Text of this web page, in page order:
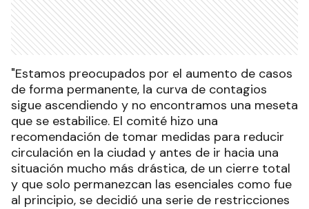
"Estamos preocupados por el aumento de casos
de forma permanente, la curva de contagios
sigue ascendiendo y no encontramos una meseta
que se estabilice. El comité hizo una
recomendación de tomar medidas para reducir
circulación en la ciudad y antes de ir hacia una
situación mucho más drástica, de un cierre total
y que solo permanezcan las esenciales como fue
al principio, se decidió una serie de restricciones